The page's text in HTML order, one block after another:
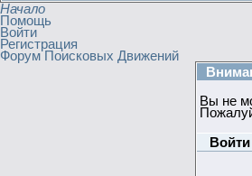
Начало
Помощь
Войти
Регистрация
Форум Поисковых Движений
Вы не
Войти